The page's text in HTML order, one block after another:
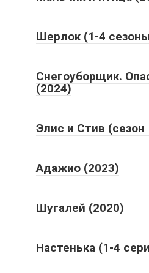
Шерлок (1-4
Снегоуборщик.
(2024)
Элис и Стив (сезон
Адажио (2023)
Шугалей (2020)
Настенька (1-4